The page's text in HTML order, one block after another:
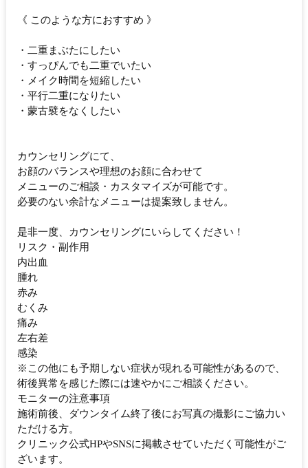
《 このような方におすすめ 》
・二重まぶたにしたい
・すっぴんでも二重でいたい
・メイク時間を短縮したい
・平行二重になりたい
・蒙古襞をなくしたい
カウンセリングにて、
お顔のバランスや理想のお顔に合わせて
メニューのご相談・カスタマイズが可能です。
必要のない余計なメニューは提案致しません。
是非一度、カウンセリングにいらしてください！
リスク・副作用
内出血
腫れ
赤み
むくみ
痛み
左右差
感染
※この他にも予期しない症状が現れる可能性があるので、
術後異常を感じた際には速やかにご相談ください。
モニターの注意事項
施術前後、ダウンタイム終了後にお写真の撮影にご協力い
ただける方。
クリニック公式HPやSNSに掲載させていただく可能性がご
ざいます。